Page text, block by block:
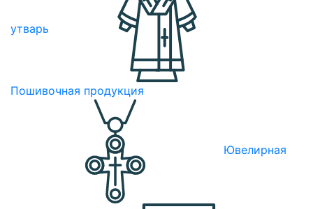
утварь
Пошивочная продукция
Ювелирная